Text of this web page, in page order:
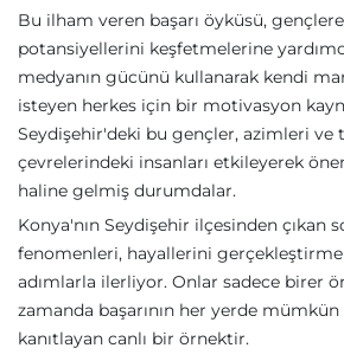
Bu ilham veren başarı öyküsü,
potansiyellerini keşfetmelerine
medyanın gücünü kullanarak kendi
isteyen herkes için bir motivasyon
Seydişehir'deki bu gençler, azimleri ve
çevrelerindeki insanları etkileyerek
haline gelmiş durumdalar.
Konya'nın Seydişehir ilçesinden çıkan
fenomenleri, hayallerini
adımlarla ilerliyor. Onlar sadece birer
zamanda başarının her yerde
kanıtlayan canlı bir örnektir.